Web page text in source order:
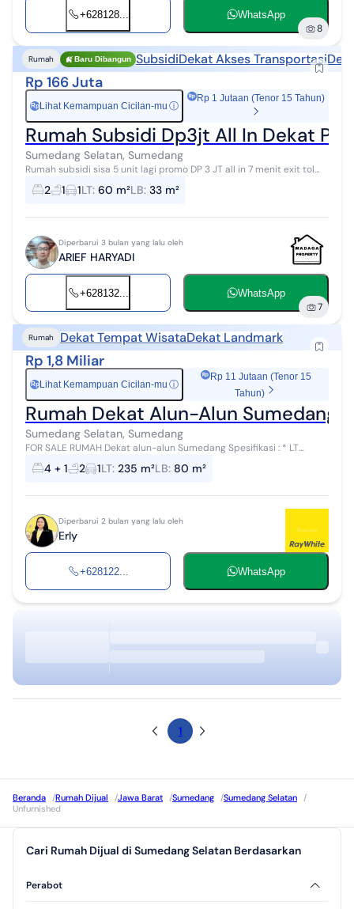
+628128... WhatsApp
8
Rumah Baru Dibangun SubsidiDekat Akses Transportasi
Rp 166 Juta
Rp Lihat Kemampuan Cicilan-mu ⓘ
Rp 1 Jutaan (Tenor 15 Tahun)
Rumah Subsidi Dp3jt All In Dekat
Sumedang Selatan, Sumedang
Rumah subsidi sisa 5 unit lagi promo DP 3 JT all in 7 menit exit tol
Pamulihan Sumedang Sekarang waktunya berhenti nunggu. PROMO
- DP 3 JT all ...
2 1 1LT: 60 m²LB: 33 m²
Diperbarui 3 bulan yang lalu oleh
ARIEF HARYADI
+628132... WhatsApp
7
Rumah Dekat Tempat WisataDekat Landmark
Rp 1,8 Miliar
Rp Lihat Kemampuan Cicilan-mu ⓘ
Rp 11 Jutaan (Tenor 15
Tahun)
Rumah Dekat Alun-Alun Sumedang
Sumedang Selatan, Sumedang
FOR SALE RUMAH Dekat alun-alun Sumedang Spesifikasi : * LT
235m² * LB 80m² (1.5 lantai) * Lebar muka +/- 12m * KT 3+1 * KM 2 *
Listrik 1300 * ...
4 + 1 2 1LT: 235 m²LB: 80 m²
Diperbarui 2 bulan yang lalu oleh
Erly
+628122... WhatsApp
1
Beranda /Rumah Dijual /Jawa Barat /Sumedang /Sumedang Selatan
/
Unfurnished
Cari Rumah Dijual di Sumedang Selatan Berdasarkan
Perabot